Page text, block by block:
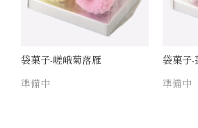
袋菓子-嵯峨菊落雁
準備中
袋菓子-
準備中